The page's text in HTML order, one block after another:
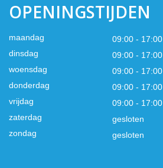
OPENINGSTIJDEN
maandag
09:00 - 17:00
dinsdag
09:00 - 17:00
woensdag
09:00 - 17:00
donderdag
09:00 - 17:00
vrijdag
09:00 - 17:00
zaterdag
gesloten
zondag
gesloten